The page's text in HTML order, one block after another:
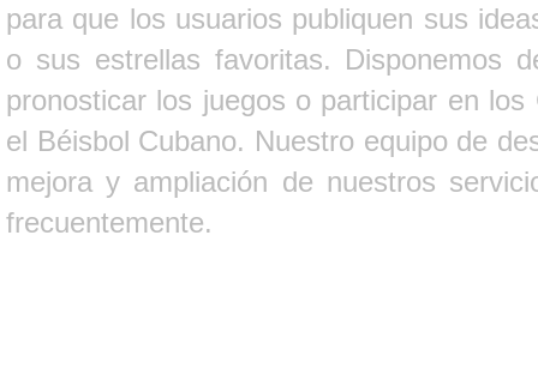
para que los usuarios publiquen sus
o sus estrellas favoritas. Disponemos
pronosticar los juegos o participar en
el Béisbol Cubano. Nuestro equipo de
mejora y ampliación de nuestros
frecuentemente.